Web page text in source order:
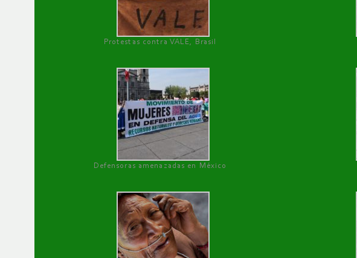
Protestas contra VALE, Brasil
Defensoras amenazadas en México